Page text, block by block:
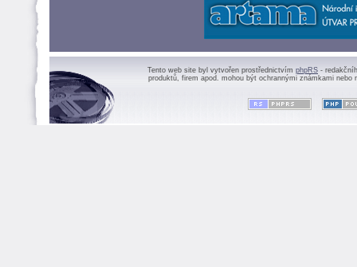
Tento web site byl vytvořen prostřednictvím phpRS -
produktů, firem apod. mohou být ochrannými známkami